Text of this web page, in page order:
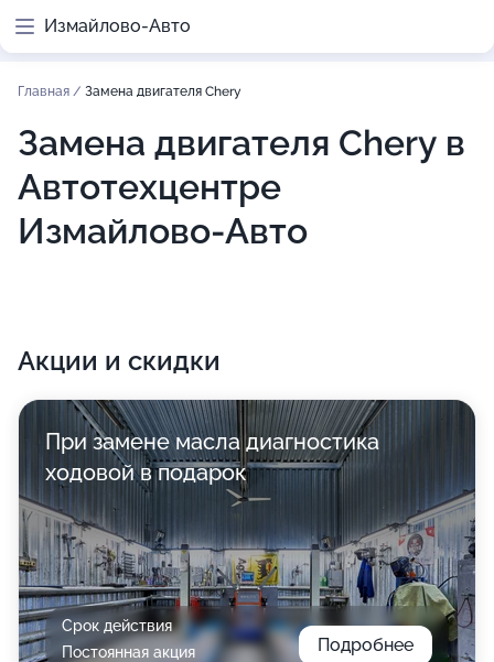
Измайлово-Авто
Главная / Замена двигателя Chery
Замена двигателя Chery в
Автотехцентре
Измайлово-Авто
Акции и скидки
При замене масла диагностика
ходовой в подарок
Срок действия
Постоянная акция
Подробнее